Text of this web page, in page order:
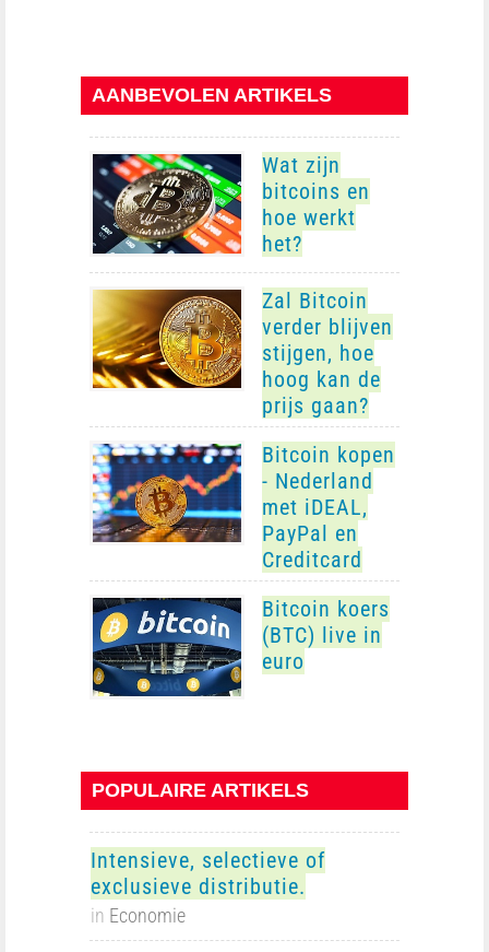
AANBEVOLEN ARTIKELS
Wat zijn
bitcoins en
hoe werkt
het?
Zal Bitcoin
verder blijven
stijgen, hoe
hoog kan de
prijs gaan?
Bitcoin kopen
- Nederland
met iDEAL,
PayPal en
Creditcard
Bitcoin koers
(BTC) live in
euro
POPULAIRE ARTIKELS
Intensieve, selectieve of
exclusieve distributie.
in Economie